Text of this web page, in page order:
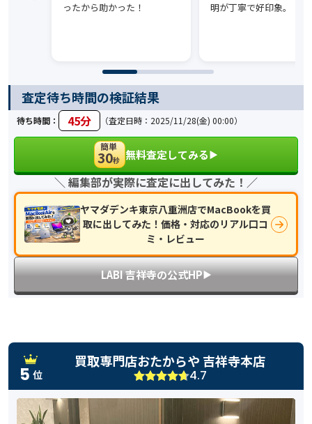
ったから助かった！
明が丁寧で好印象。
査定待ち時間の検証結果
待ち時間： 45分 （査定日時：2025/11/28(金) 00:00）
簡単
30秒 無料査定してみる▶︎
LABI 吉祥寺の公式HP▶︎
＼ 編集部が実際に査定に出してみた！／
ヤマダデンキ東京八重洲店でMacBookを買
取に出してみた！価格・対応のリアル口コ
ミ・レビュー
5 位
買取専門店おたからや 吉祥寺本店
4.7